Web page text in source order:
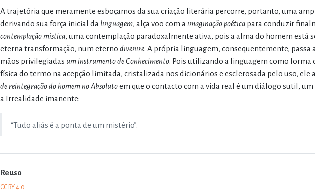
A trajetória que meramente esboçamos da sua criação literária percorre, portanto, uma
derivando sua força inicial da linguagem, alça voo com a imaginação poéticapara conduzir
contemplação mística, uma contemplação paradoxalmente ativa, pois a alma do homem está
eterna transformação, num eterno divenire. A própria linguagem, consequentemente, passa
mãos privilegiadas um instrumento de Conhecimento. Pois utilizando a linguagem como forma
física do termo na acepção limitada, cristalizada nos dicionários e esclerosada pelo uso, ele
de reintegração do homem no Absolutoem que o contacto com a vida real é um diálogo sutil,
a Irrealidade imanente:
“Tudo aliás é a ponta de um mistério”.
Reuso
CC BY 4.0